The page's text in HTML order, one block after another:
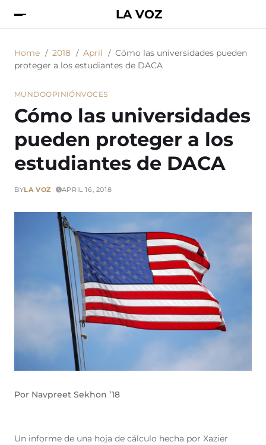
LA VOZ
Home 2018 April
Cómo las universidades pueden
proteger a los estudiantes de DACA
MUNDOOPINIÓNVOCES
Cómo las universidades
pueden proteger a los
estudiantes de DACA
BYLA VOZ APRIL 16, 2018
Por Navpreet Sekhon ’18
Un informe de una hoja de cálculo hecha por Xazier